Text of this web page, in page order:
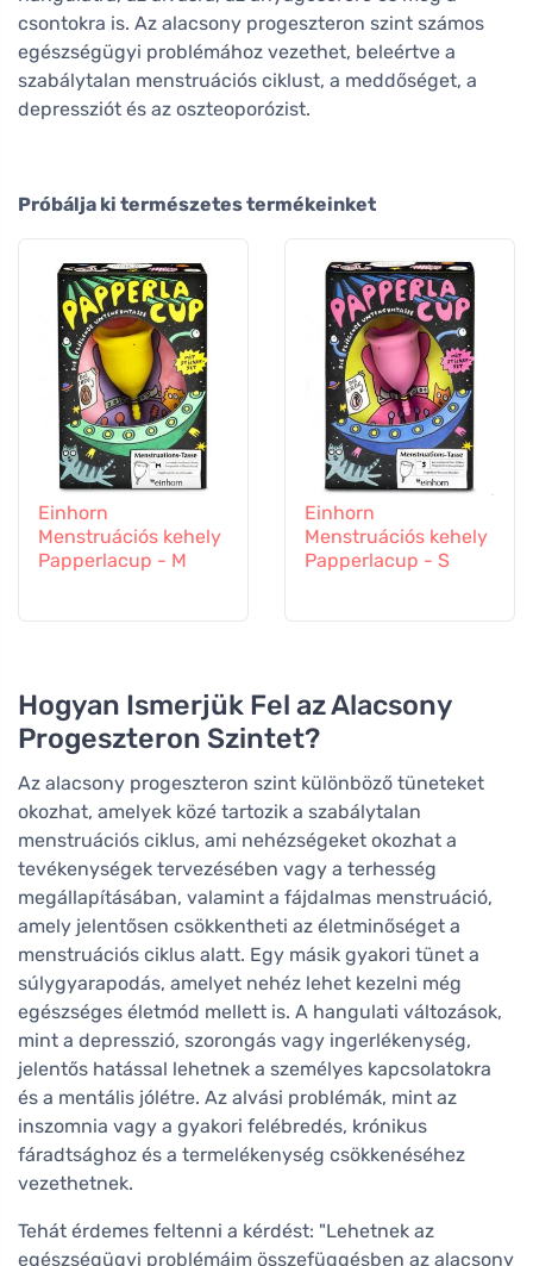
csontokra is. Az alacsony progeszteron szint számos
egészségügyi problémához vezethet, beleértve a
szabálytalan menstruációs ciklust, a meddőséget, a
depressziót és az oszteoporózist.
Próbálja ki természetes termékeinket
Einhorn
Menstruációs kehely
Papperlacup - M
Einhorn
Menstruációs kehely
Papperlacup - S
Hogyan Ismerjük Fel az Alacsony
Progeszteron Szintet?
Az alacsony progeszteron szint különböző tüneteket
okozhat, amelyek közé tartozik a szabálytalan
menstruációs ciklus, ami nehézségeket okozhat a
tevékenységek tervezésében vagy a terhesség
megállapításában, valamint a fájdalmas menstruáció,
amely jelentősen csökkentheti az életminőséget a
menstruációs ciklus alatt. Egy másik gyakori tünet a
súlygyarapodás, amelyet nehéz lehet kezelni még
egészséges életmód mellett is. A hangulati változások,
mint a depresszió, szorongás vagy ingerlékenység,
jelentős hatással lehetnek a személyes kapcsolatokra
és a mentális jólétre. Az alvási problémák, mint az
inszomnia vagy a gyakori felébredés, krónikus
fáradtsághoz és a termelékenység csökkenéséhez
vezethetnek.
Tehát érdemes feltenni a kérdést: "Lehetnek az
egészségügyi problémáim összefüggésben az alacsony